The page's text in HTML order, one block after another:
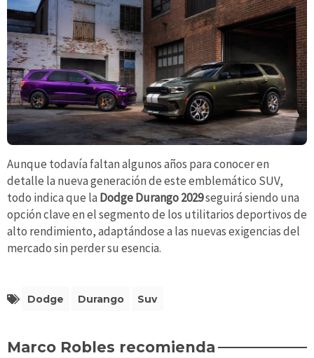
Aunque todavía faltan algunos años para conocer en
detalle la nueva generación de este emblemático SUV,
todo indica que la Dodge Durango 2029seguirá siendo una
opción clave en el segmento de los utilitarios deportivos de
alto rendimiento, adaptándose a las nuevas exigencias del
mercado sin perder su esencia.
Dodge Durango Suv
Marco Robles recomienda